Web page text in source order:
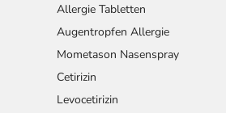
Allergie Tabletten
Augentropfen Allergie
Mometason Nasenspray
Cetirizin
Levocetirizin